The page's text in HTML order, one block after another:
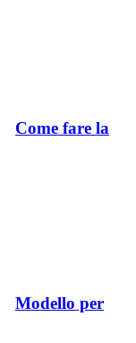
Come fare la
Modello per